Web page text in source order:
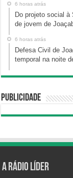
6 horas atrás
Do projeto social à
de jovem de
6 horas atrás
Defesa Civil de
temporal na noite
Publicidade
A Rádio Líder